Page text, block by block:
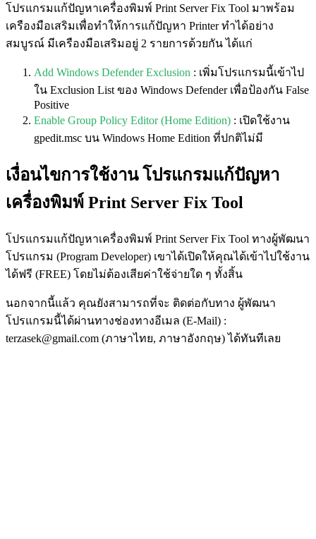
โปรแกรมแก้ปัญหาเครื่องพิมพ์ Print Server Fix Tool มาพร้อม
เครืองมือเสริมเพื่อทำให้การแก้ปัญหา Printer ทำได้อย่าง
สมบูรณ์ มีเครืองมือเสริมอยู่ 2 รายการด้วยกัน ได้แก่
Add Windows Defender Exclusion : เพิ่มโปรแกรมนี้เข้าไป
ใน Exclusion List ของ Windows Defender เพื่อป้องกัน False
Positive
Enable Group Policy Editor (Home Edition) : เปิดใช้งาน
gpedit.msc บน Windows Home Edition ที่ปกติไม่มี
เงื่อนไขการใช้งาน โปรแกรมแก้ปัญหา
เครื่องพิมพ์ Print Server Fix Tool
โปรแกรมแก้ปัญหาเครื่องพิมพ์ Print Server Fix Tool ทางผู้พัฒนา
โปรแกรม (Program Developer) เขาได้เปิดให้คุณได้เข้าไปใช้งาน
ได้ฟรี (FREE) โดยไม่ต้องเสียค่าใช้จ่ายใด ๆ ทั้งสิ้น
นอกจากนี้แล้ว คุณยังสามารถที่จะ ติดต่อกับทาง ผู้พัฒนา
โปรแกรมนี้ได้ผ่านทางช่องทางอีเมล (E-Mail) :
terzasek@gmail.com (ภาษาไทย, ภาษาอังกฤษ) ได้ทันทีเลย